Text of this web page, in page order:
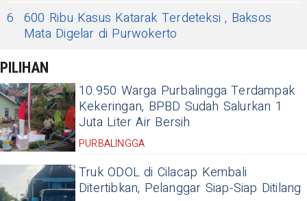
6 600 Ribu Kasus Katarak Terdeteksi , Baksos
Mata Digelar di Purwokerto
PILIHAN
10.950 Warga Purbalingga Terdampak
Kekeringan, BPBD Sudah Salurkan 1
Juta Liter Air Bersih
PURBALINGGA
Truk ODOL di Cilacap Kembali
Ditertibkan, Pelanggar Siap-Siap Ditilang